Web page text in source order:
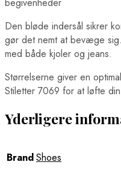
Den bløde indersål sikrer
gør det nemt at bevæge
med både kjoler og jeans.
Størrelserne giver en
Stiletter 7069 for at løfte
Yderligere
BrandShoes